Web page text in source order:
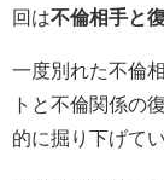
回は不倫相手と
一度別れた不倫
トと不倫関係の
的に掘り下げて